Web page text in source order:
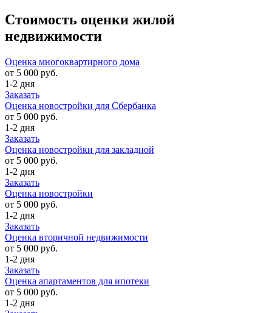
Стоимость оценки жилой
недвижимости
Оценка многоквартирного дома
от 5 000 руб.
1-2 дня
Заказать
Оценка новостройки для Сбербанка
от 5 000 руб.
1-2 дня
Заказать
Оценка новостройки для закладной
от 5 000 руб.
1-2 дня
Заказать
Оценка новостройки
от 5 000 руб.
1-2 дня
Заказать
Оценка вторичной недвижимости
от 5 000 руб.
1-2 дня
Заказать
Оценка апартаментов для ипотеки
от 5 000 руб.
1-2 дня